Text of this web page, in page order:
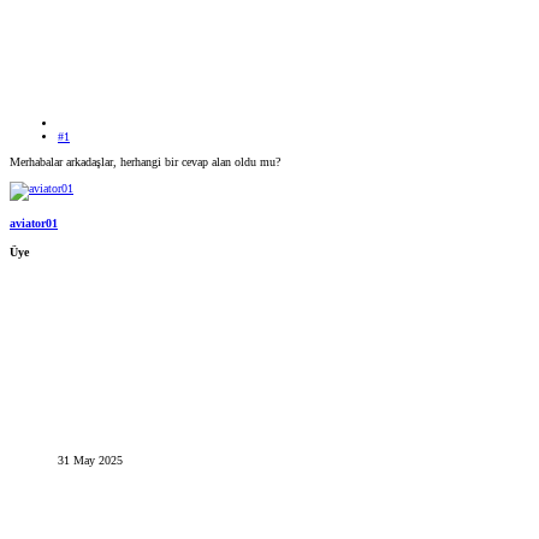
#1
Merhabalar arkadaşlar, herhangi bir cevap alan oldu mu?
aviator01
Üye
31 May 2025